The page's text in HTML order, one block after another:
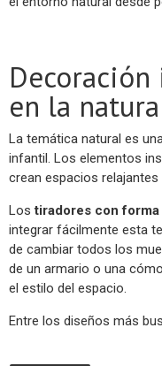
en la
La temática natural es
infantil. Los elementos
crean espacios
Lostiradores con
integrar fácilmente esta
de cambiar todos los
de un armario o una
el estilo del espacio.
Entre los diseños más